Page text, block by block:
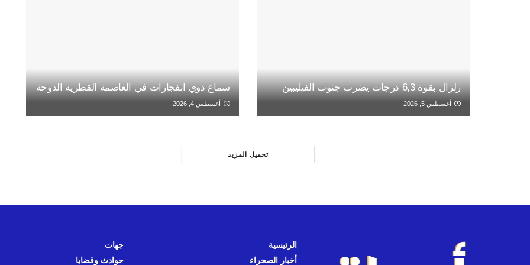
زلزال بقوة 6,3 درجات يضرب جنوب الفيليبين
أغسطس 5, 2026
سماع دوي انفجارات في العاصمة القطرية الدوحة
أغسطس 4, 2026
تحميل المزيد
الرئيسية
أخبار الصحراء
جهات
حوادث وقضايا